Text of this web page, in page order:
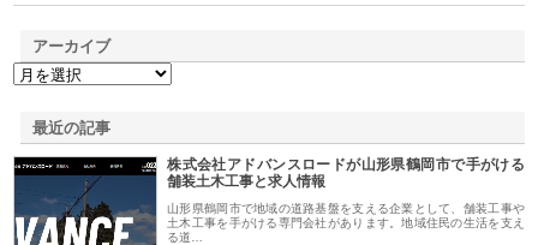
アーカイブ
最近の記事
株式会社アドバンスロードが山形県鶴岡市で手がける
舗装土木工事と求人情報
山形県鶴岡市で地域の道路基盤を支える企業として、舗装工事や
土木工事を手がける専門会社があります。地域住民の生活を支え
る道…